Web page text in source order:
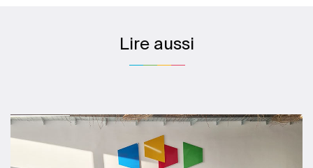
Lire aussi